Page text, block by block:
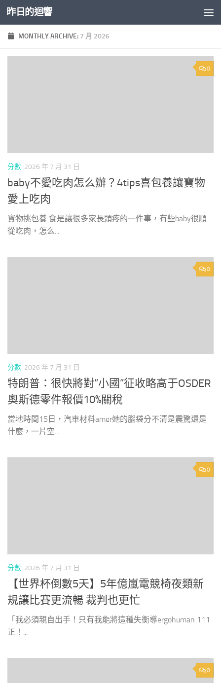
Skip to content
昨日的迴響
MONTHLY ARCHIVE: 7 月 2026
0
分數 2026 年 7 月 31 日
baby不愛吃肉怎么辦？4tips喜包養讓寶物
愛上吃肉
寶物挑包養 食是讓很多家長頭疼的一件事，有些baby很順
從吃肉，怎么...
0
分數 2026 年 7 月 31 日
特朗普：很快將對“小國”征收略高于OSDER
奧斯德零件報價10%關稅
當地時間15日，汽車材料amer她的腦袋分不清是震驚還是
什麼，一片空...
0
分數 2026 年 7 月 31 日
【世界杯倒數5天】5年億嵐電競椅夜類新
規讓比賽更流暢 裁判也更忙
「我必須親自出手！只有我能將這種失衡導ergohuman 111
正！...
0